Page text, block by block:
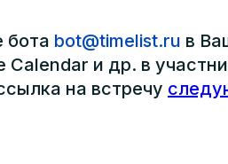
бота bot@timelist.ru в
Calendar и др. в
на встречу